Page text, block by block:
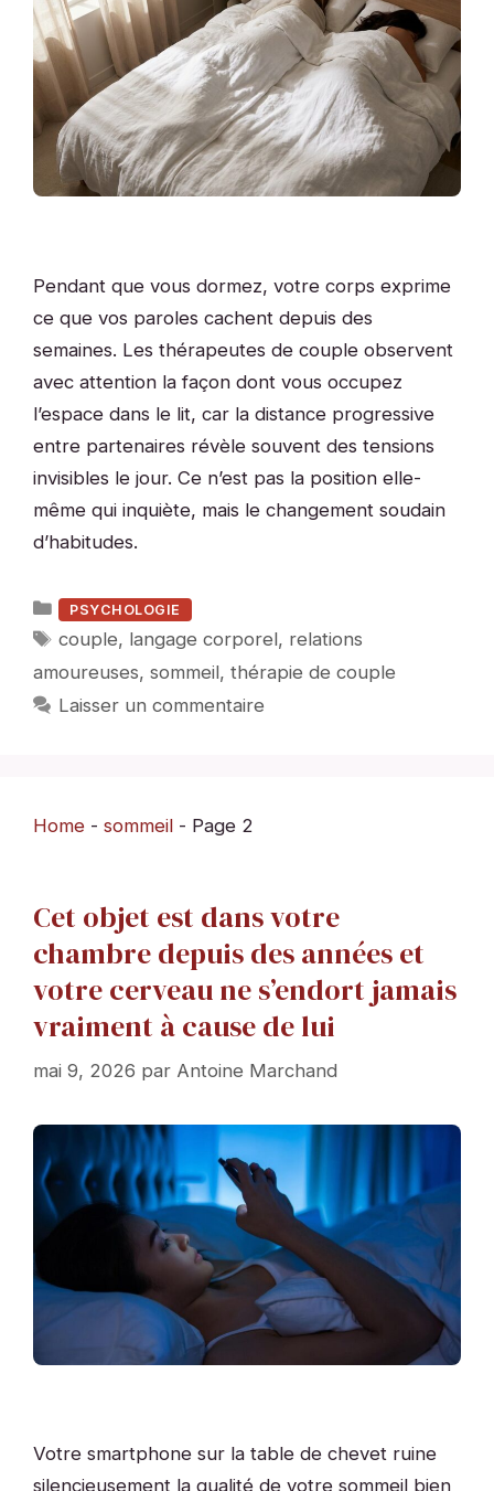
Pendant que vous dormez, votre corps exprime
ce que vos paroles cachent depuis des
semaines. Les thérapeutes de couple observent
avec attention la façon dont vous occupez
l’espace dans le lit, car la distance progressive
entre partenaires révèle souvent des tensions
invisibles le jour. Ce n’est pas la position elle-
même qui inquiète, mais le changement soudain
d’habitudes.
Catégories
PSYCHOLOGIE
Étiquettes
couple, langage corporel, relations
amoureuses, sommeil, thérapie de couple
Laisser un commentaire
Home - sommeil - Page 2
Cet objet est dans votre
chambre depuis des années et
votre cerveau ne s’endort jamais
vraiment à cause de lui
mai 9, 2026 par Antoine Marchand
Votre smartphone sur la table de chevet ruine
silencieusement la qualité de votre sommeil bien